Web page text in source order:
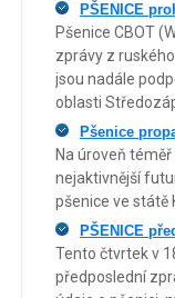
PŠENICE
Pšenice CBOT
zprávy z
jsou nadále
oblasti
Pšenice
Na úroveň
nejaktivnější
pšenice ve státě
PŠENICE
Tento čtvrtek v
předposlední